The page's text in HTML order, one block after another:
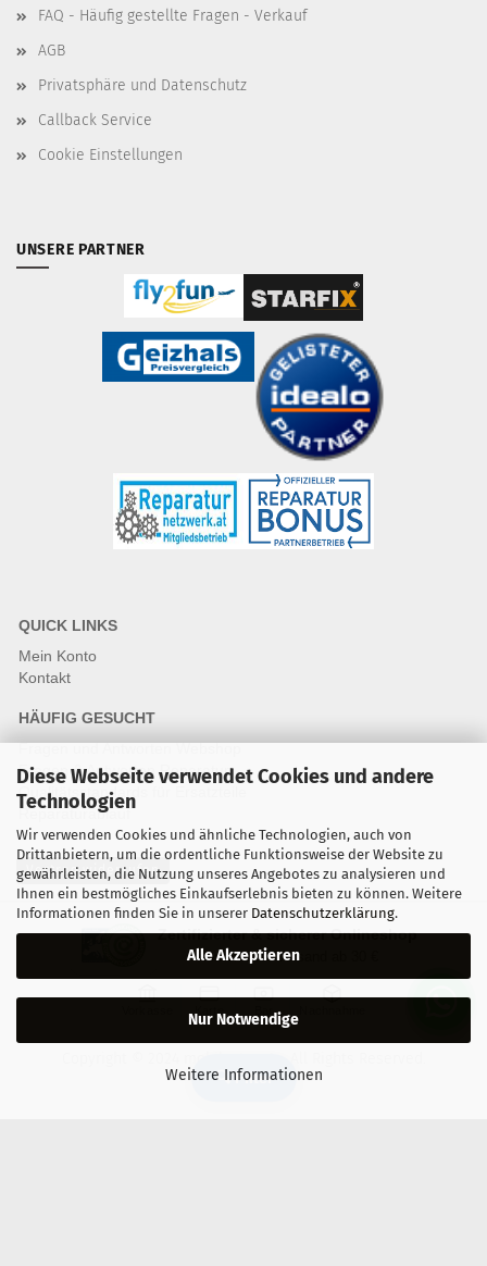
Diese Webseite verwendet Cookies und andere
Technologien
Wir verwenden Cookies und ähnliche Technologien, auch von
Drittanbietern, um die ordentliche Funktionsweise der Website zu
gewährleisten, die Nutzung unseres Angebotes zu analysieren und
Ihnen ein bestmögliches Einkaufserlebnis bieten zu können. Weitere
Informationen finden Sie in unserer Datenschutzerklärung.
Alle Akzeptieren
Nur Notwendige
Weitere Informationen
FAQ - Häufig gestellte Fragen - Verkauf
AGB
Privatsphäre und Datenschutz
Callback Service
Cookie Einstellungen
UNSERE PARTNER
QUICK LINKS
Mein Konto
Kontakt
HÄUFIG GESUCHT
Fragen und Antworten Webshop
Fragen & Antworten Reparatur
Qualitätsstandards für Ersatzteile
Reparaturablauf
Vertrag widerrufen
Zertifizierter & sicherer Onlineshop
Kostenloser Versand ab 30 €
🔍 Filter